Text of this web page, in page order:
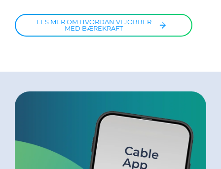
LES MER OM HVORDAN VI JOBBER
MED BÆREKRAFT